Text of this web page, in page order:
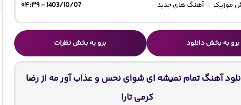
موزیک آهنگ های جدید 1403/10/07 - ۰۴:۳۹
برو به بخش دانلود برو به بخش نظرات
آهنگ تمام نمیشه ای شوای نحس و عذاب آور مه از رضا
کرمی تارا